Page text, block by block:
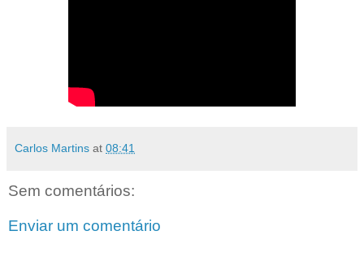
Carlos Martins at 08:41
Sem comentários:
Enviar um comentário